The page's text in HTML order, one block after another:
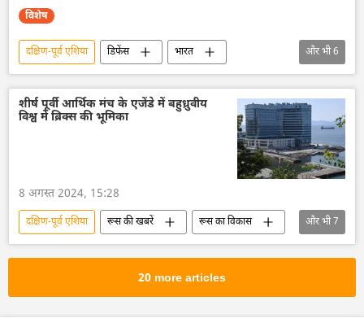
विशेष
दक्षिण-पूर्व एशिया डिफेंस
भारत
भारत सरकार
रूस
रक्षा मंत्रालय (MoD)
भारतीय सेना
भारतीय सशस्‍त्र सेनाएँ
मध्य एशिया
और भी6
शीर्ष पूर्वी आर्थिक मंच के एजेंडे में बहुध्रुवीय
विश्व में ब्रिक्स की भूमिका
8 अगस्त 2024, 15:28
दक्षिण-पूर्व एशिया रूस की खबरें
रूस का विकास
रूस
मास्को
ब्रिक्स
2023 ब्रिक्स शिखर सम्मेलन
भारत
भारत का विभाजन
और भी7
20 more articles